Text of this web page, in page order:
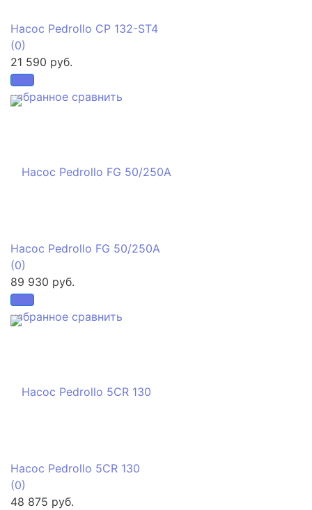
избранное сравнить
Насос Pedrollo CP 132-ST4
(0)
21 590 руб.
избранное сравнить
Насос Pedrollo FG 50/250A
(0)
89 930 руб.
Насос Pedrollo 5CR 130
(0)
48 875 руб.